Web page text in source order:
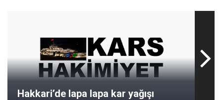
Hakkari’de lapa lapa kar yağışı